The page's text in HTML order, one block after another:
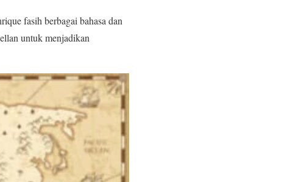
fasih berbagai bahasa dan
untuk menjadikan